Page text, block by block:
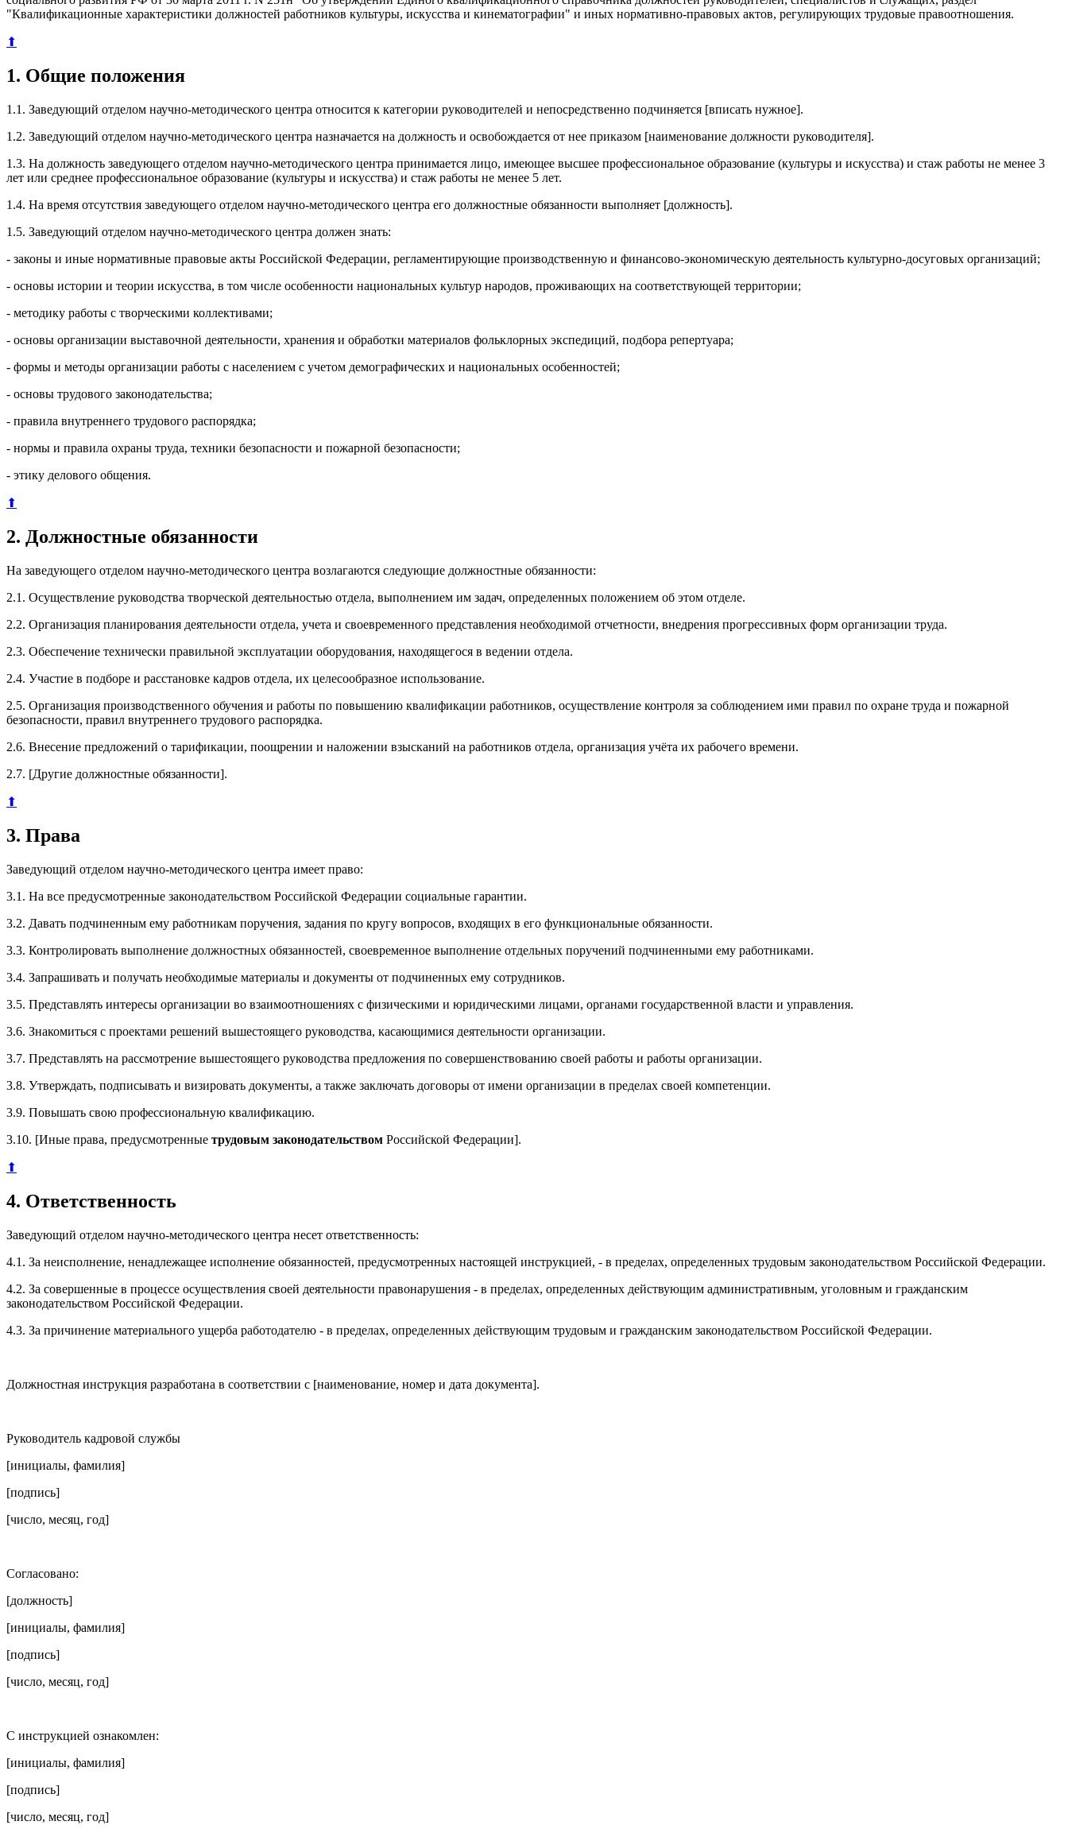
"Квалификационные характеристики должностей работников культуры, искусства и кинематографии" и иных нормативно-правовых актов, регулирующих трудовые правоотношения.
⬆
1. Общие положения
1.1. Заведующий отделом научно-методического центра относится к категории руководителей и непосредственно подчиняется [вписать нужное].
1.2. Заведующий отделом научно-методического центра назначается на должность и освобождается от нее приказом [наименование должности руководителя].
1.3. На должность заведующего отделом научно-методического центра принимается лицо, имеющее высшее профессиональное образование (культуры и искусства) и стаж работы не менее 3
лет или среднее профессиональное образование (культуры и искусства) и стаж работы не менее 5 лет.
1.4. На время отсутствия заведующего отделом научно-методического центра его должностные обязанности выполняет [должность].
1.5. Заведующий отделом научно-методического центра должен знать:
- законы и иные нормативные правовые акты Российской Федерации, регламентирующие производственную и финансово-экономическую деятельность культурно-досуговых организаций;
- основы истории и теории искусства, в том числе особенности национальных культур народов, проживающих на соответствующей территории;
- методику работы с творческими коллективами;
- основы организации выставочной деятельности, хранения и обработки материалов фольклорных экспедиций, подбора репертуара;
- формы и методы организации работы с населением с учетом демографических и национальных особенностей;
- основы трудового законодательства;
- правила внутреннего трудового распорядка;
- нормы и правила охраны труда, техники безопасности и пожарной безопасности;
- этику делового общения.
⬆
2. Должностные обязанности
На заведующего отделом научно-методического центра возлагаются следующие должностные обязанности:
2.1. Осуществление руководства творческой деятельностью отдела, выполнением им задач, определенных положением об этом отделе.
2.2. Организация планирования деятельности отдела, учета и своевременного представления необходимой отчетности, внедрения прогрессивных форм организации труда.
2.3. Обеспечение технически правильной эксплуатации оборудования, находящегося в ведении отдела.
2.4. Участие в подборе и расстановке кадров отдела, их целесообразное использование.
2.5. Организация производственного обучения и работы по повышению квалификации работников, осуществление контроля за соблюдением ими правил по охране труда и пожарной
безопасности, правил внутреннего трудового распорядка.
2.6. Внесение предложений о тарификации, поощрении и наложении взысканий на работников отдела, организация учёта их рабочего времени.
2.7. [Другие должностные обязанности].
⬆
3. Права
Заведующий отделом научно-методического центра имеет право:
3.1. На все предусмотренные законодательством Российской Федерации социальные гарантии.
3.2. Давать подчиненным ему работникам поручения, задания по кругу вопросов, входящих в его функциональные обязанности.
3.3. Контролировать выполнение должностных обязанностей, своевременное выполнение отдельных поручений подчиненными ему работниками.
3.4. Запрашивать и получать необходимые материалы и документы от подчиненных ему сотрудников.
3.5. Представлять интересы организации во взаимоотношениях с физическими и юридическими лицами, органами государственной власти и управления.
3.6. Знакомиться с проектами решений вышестоящего руководства, касающимися деятельности организации.
3.7. Представлять на рассмотрение вышестоящего руководства предложения по совершенствованию своей работы и работы организации.
3.8. Утверждать, подписывать и визировать документы, а также заключать договоры от имени организации в пределах своей компетенции.
3.9. Повышать свою профессиональную квалификацию.
3.10. [Иные права, предусмотренные трудовым законодательством Российской Федерации].
⬆
4. Ответственность
Заведующий отделом научно-методического центра несет ответственность:
4.1. За неисполнение, ненадлежащее исполнение обязанностей, предусмотренных настоящей инструкцией, - в пределах, определенных трудовым законодательством Российской Федерации.
4.2. За совершенные в процессе осуществления своей деятельности правонарушения - в пределах, определенных действующим административным, уголовным и гражданским
законодательством Российской Федерации.
4.3. За причинение материального ущерба работодателю - в пределах, определенных действующим трудовым и гражданским законодательством Российской Федерации.
Должностная инструкция разработана в соответствии с [наименование, номер и дата документа].
Руководитель кадровой службы
[инициалы, фамилия]
[подпись]
[число, месяц, год]
Согласовано:
[должность]
[инициалы, фамилия]
[подпись]
[число, месяц, год]
С инструкцией ознакомлен:
[инициалы, фамилия]
[подпись]
[число, месяц, год]